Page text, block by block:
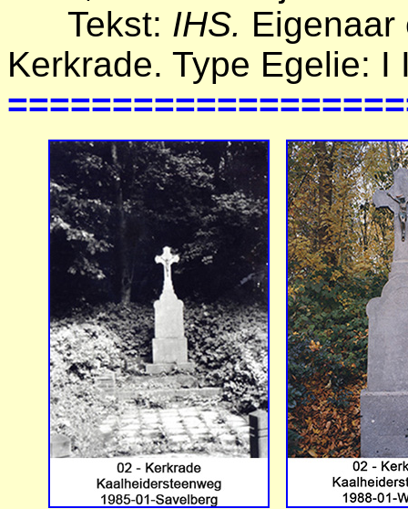
Tekst: IHS. Eigenaar
Kerkrade. Type Egelie: I